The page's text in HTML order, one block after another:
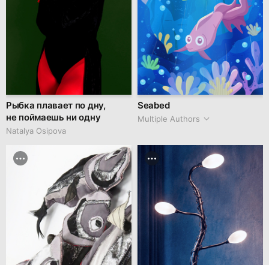
Рыбка плавает по дну,
не поймаешь ни одну
Natalya Osipova
Seabed
Multiple Authors